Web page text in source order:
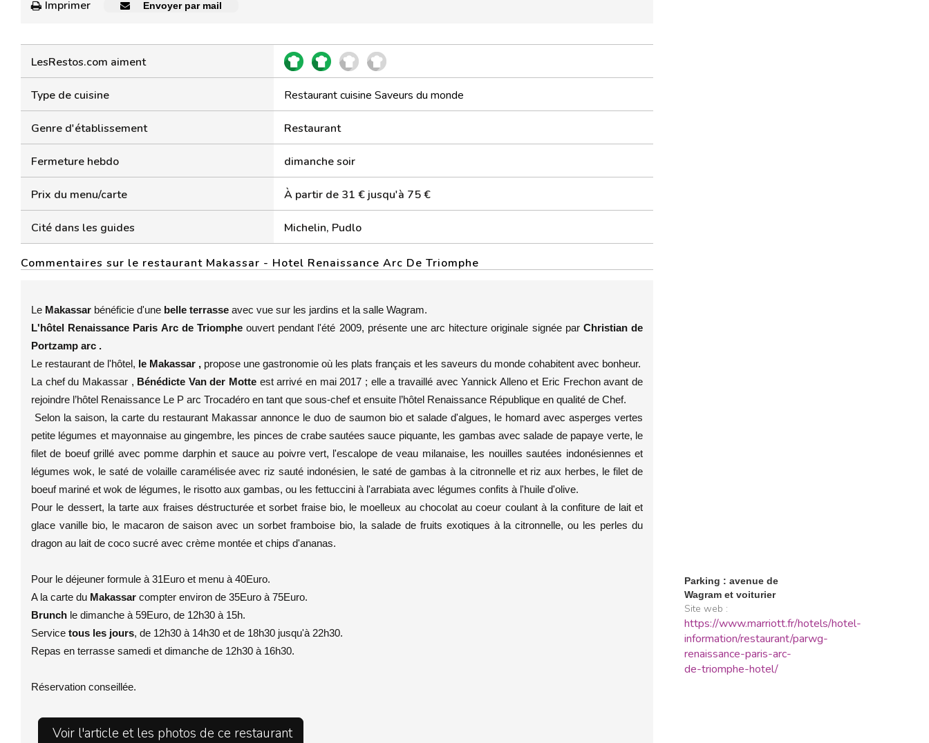
Imprimer Envoyer par mail
LesRestos.com aiment
Type de cuisine Restaurant cuisine Saveurs du monde
Genre d'établissement Restaurant
Fermeture hebdo dimanche soir
Prix du menu/carte À partir de 31 € jusqu'à 75 €
Cité dans les guides Michelin, Pudlo
Commentaires sur le restaurant Makassar - Hotel Renaissance Arc De Triomphe
Le Makassar bénéficie d'une belle terrasse avec vue sur les jardins et la salle Wagram.
L'hôtel Renaissance Paris Arc de Triomphe ouvert pendant l'été 2009, présente une arc hitecture originale signée par Christian de
Portzamp arc .
Le restaurant de l'hôtel, le Makassar , propose une gastronomie où les plats français et les saveurs du monde cohabitent avec bonheur.
La chef du Makassar , Bénédicte Van der Motte est arrivé en mai 2017 ; elle a travaillé avec Yannick Alleno et Eric Frechon avant de
rejoindre l’hôtel Renaissance Le P arc Trocadéro en tant que sous-chef et ensuite l’hôtel Renaissance République en qualité de Chef.
Selon la saison, la carte du restaurant Makassar annonce le duo de saumon bio et salade d'algues, le homard avec asperges vertes
petite légumes et mayonnaise au gingembre, les pinces de crabe sautées sauce piquante, les gambas avec salade de papaye verte, le
filet de boeuf grillé avec pomme darphin et sauce au poivre vert, l'escalope de veau milanaise, les nouilles sautées indonésiennes et
légumes wok, le saté de volaille caramélisée avec riz sauté indonésien, le saté de gambas à la citronnelle et riz aux herbes, le filet de
boeuf mariné et wok de légumes, le risotto aux gambas, ou les fettuccini à l'arrabiata avec légumes confits à l'huile d'olive.
Pour le dessert, la tarte aux fraises déstructurée et sorbet fraise bio, le moelleux au chocolat au coeur coulant à la confiture de lait et
glace vanille bio, le macaron de saison avec un sorbet framboise bio, la salade de fruits exotiques à la citronnelle, ou les perles du
dragon au lait de coco sucré avec crème montée et chips d'ananas.
Pour le déjeuner formule à 31Euro et menu à 40Euro.
A la carte du Makassar compter environ de 35Euro à 75Euro.
Brunch le dimanche à 59Euro, de 12h30 à 15h.
Service tous les jours, de 12h30 à 14h30 et de 18h30 jusqu'à 22h30.
Repas en terrasse samedi et dimanche de 12h30 à 16h30.
Réservation conseillée.
Voir l'article et les photos de ce restaurant
Parking : avenue de
Wagram et voiturier
Site web :
https://www.marriott.fr/hotels/hotel-
information/restaurant/parwg-
renaissance-paris-arc-
de-triomphe-hotel/